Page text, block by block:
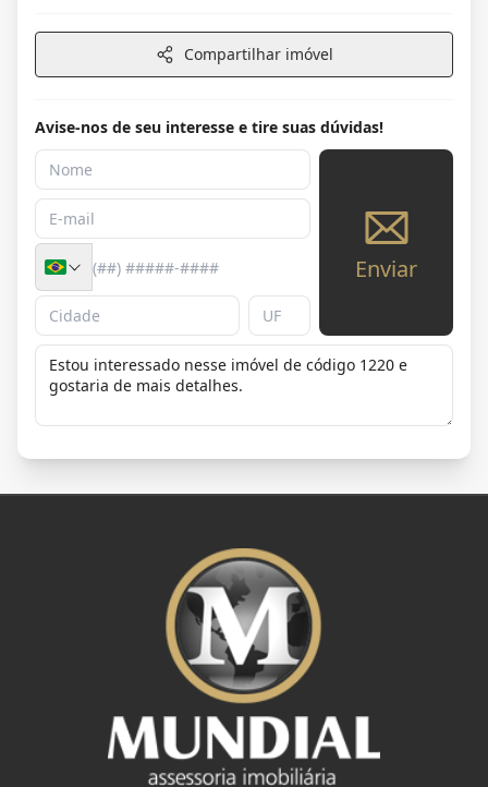
Compartilhar imóvel
Avise-nos de seu interesse e tire suas dúvidas!
Enviar